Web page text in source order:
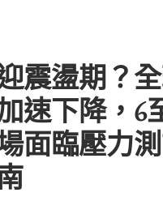
震盪期？
速下降，6
面臨壓力測